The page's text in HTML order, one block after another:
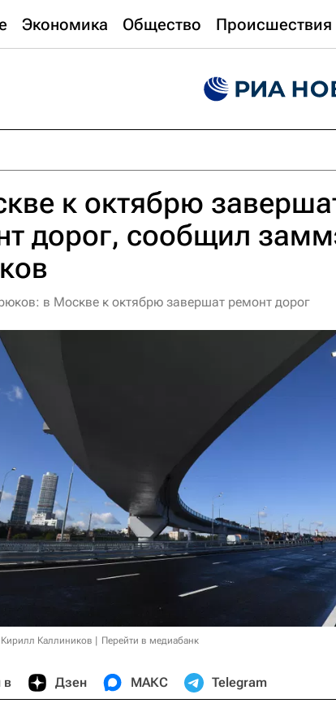
Экономика Общество Происшествия
к октябрю
дорог, сообщил
в Москве к октябрю завершат ремонт дорог
Каллиников Перейти в медиабанк
в Дзен МАКС Telegram